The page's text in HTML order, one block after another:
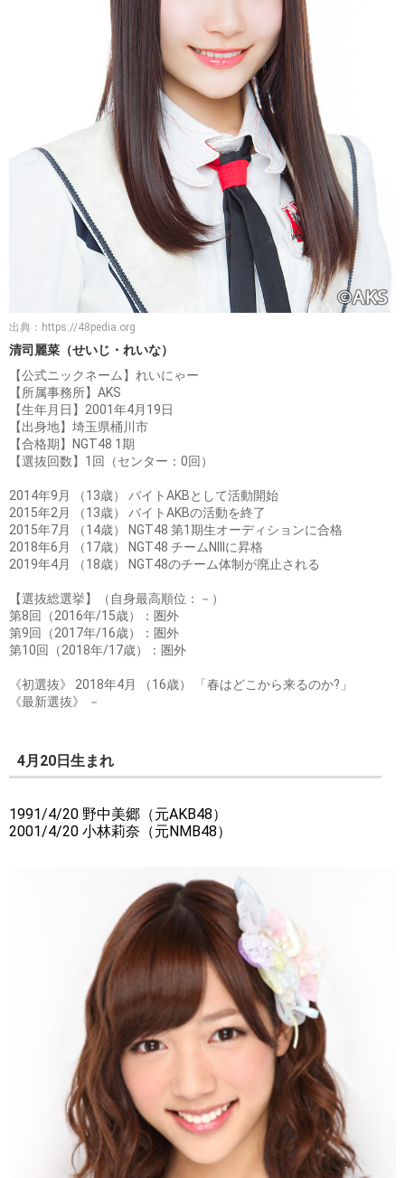
出典： https://48pedia.org
清司麗菜（せいじ・れいな）
【公式ニックネーム】れいにゃー
【所属事務所】AKS
【生年月日】2001年4月19日
【出身地】埼玉県桶川市
【合格期】NGT48 1期
【選抜回数】1回（センター：0回）
2014年9月 （13歳） バイトAKBとして活動開始
2015年2月 （13歳） バイトAKBの活動を終了
2015年7月 （14歳） NGT48 第1期生オーディションに合格
2018年6月 （17歳） NGT48 チームNIIIに昇格
2019年4月 （18歳） NGT48のチーム体制が廃止される
【選抜総選挙】（自身最高順位：－）
第8回（2016年/15歳）：圏外
第9回（2017年/16歳）：圏外
第10回（2018年/17歳）：圏外
《初選抜》 2018年4月 （16歳） 「春はどこから来るのか?」
《最新選抜》 －
4月20日生まれ
1991/4/20 野中美郷（元AKB48）
2001/4/20 小林莉奈（元NMB48）